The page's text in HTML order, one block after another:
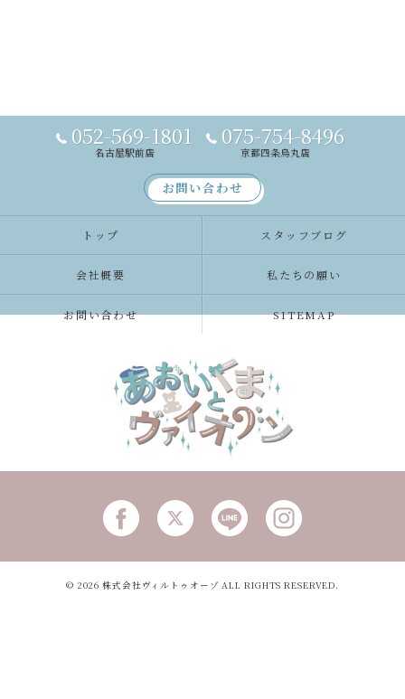
052-569-1801
名古屋駅前店
075-754-8496
京都四条烏丸店
お問い合わせ
トップ スタッフブログ
会社概要 私たちの願い
お問い合わせ SITEMAP
© 2026 株式会社ヴィルトゥオーゾ ALL RIGHTS RESERVED.